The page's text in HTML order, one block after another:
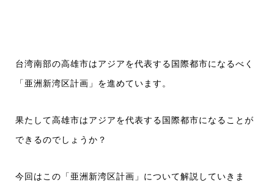
台湾南部の高雄市はアジアを代表する国際都市になるべく
「亜洲新湾区計画」を進めています。
果たして高雄市はアジアを代表する国際都市になることが
できるのでしょうか？
今回はこの「亜洲新湾区計画」について解説していきま